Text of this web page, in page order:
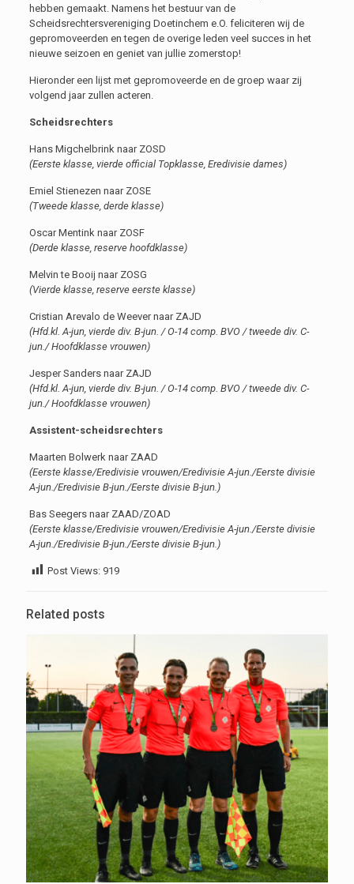
hebben gemaakt. Namens het bestuur van de
Scheidsrechtersvereniging Doetinchem e.O. feliciteren wij de
gepromoveerden en tegen de overige leden veel succes in het
nieuwe seizoen en geniet van jullie zomerstop!
Hieronder een lijst met gepromoveerde en de groep waar zij
volgend jaar zullen acteren.
Scheidsrechters
Hans Migchelbrink naar ZOSD
(Eerste klasse, vierde official Topklasse, Eredivisie dames)
Emiel Stienezen naar ZOSE
(Tweede klasse, derde klasse)
Oscar Mentink naar ZOSF
(Derde klasse, reserve hoofdklasse)
Melvin te Booij naar ZOSG
(Vierde klasse, reserve eerste klasse)
Cristian Arevalo de Weever naar ZAJD
(Hfd.kl. A-jun, vierde div. B-jun. / O-14 comp. BVO / tweede div. C-
jun./ Hoofdklasse vrouwen)
Jesper Sanders naar ZAJD
(Hfd.kl. A-jun, vierde div. B-jun. / O-14 comp. BVO / tweede div. C-
jun./ Hoofdklasse vrouwen)
Assistent-scheidsrechters
Maarten Bolwerk naar ZAAD
(Eerste klasse/Eredivisie vrouwen/Eredivisie A-jun./Eerste divisie
A-jun./Eredivisie B-jun./Eerste divisie B-jun.)
Bas Seegers naar ZAAD/ZOAD
(Eerste klasse/Eredivisie vrouwen/Eredivisie A-jun./Eerste divisie
A-jun./Eredivisie B-jun./Eerste divisie B-jun.)
Post Views: 919
Related posts